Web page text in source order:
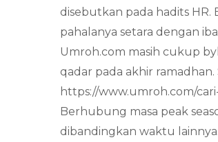
disebutkan pada hadits HR.
pahalanya setara dengan
Umroh.com masih cukup
qadar pada akhir ramadhan.
https://www.umroh.com/
Berhubung masa peak
dibandingkan waktu